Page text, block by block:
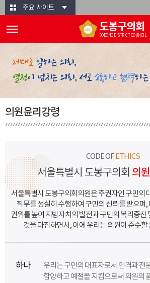
본문바로가기주요 사이트
도봉구의회
DOBONG DISTRICT COUNCIL
의원윤리강령
CODE OF ETHICS
서울특별시 도봉구의회 의
서울특별시 도봉구의회의원은 주권자인 구민의
직무를 성실히 수행하여 구민의 신뢰를 받으며,
권위를 높여 지방자치의 발전과 구민의 복리증진
것을 다짐하면서, 이에 우리는 의원이 준수할
하나
우리는 구민의 대표자로서 인격과 전
함양하고 예절을 지킴으로써 의원의